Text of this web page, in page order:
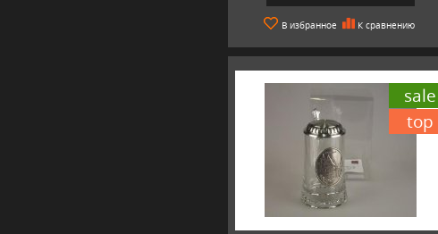
В избранное К сравнению
sale
top